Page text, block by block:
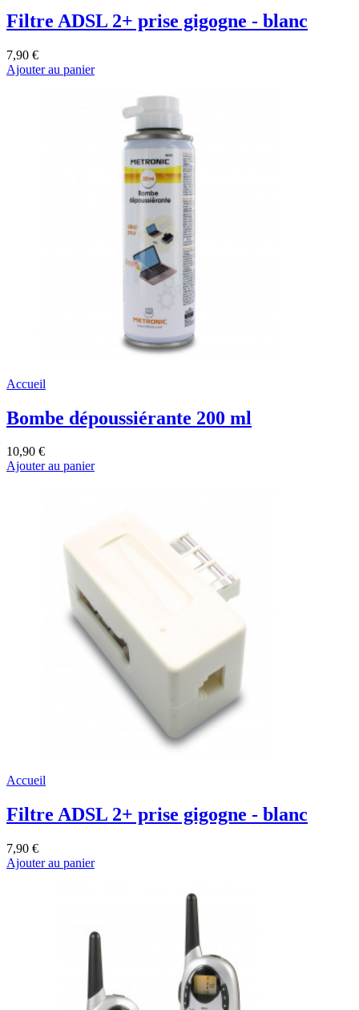
Filtre ADSL 2+ prise gigogne - blanc
7,90 €
Ajouter au panier
Accueil
Bombe dépoussiérante 200 ml
10,90 €
Ajouter au panier
Accueil
Filtre ADSL 2+ prise gigogne - blanc
7,90 €
Ajouter au panier